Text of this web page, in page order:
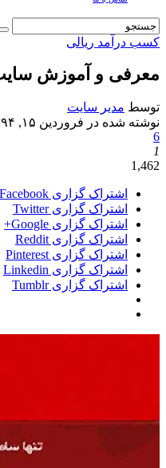
کسب درآمد ریالی
معرفی و آموزش
توسط مدیر سایت
نوشته شده در فروردین ۱۵, ۱۳۹۴
6
1
1,462
اشتراک گزاری Facebook
اشتراک گزاری Twitter
اشتراک گزاری Google+
اشتراک گزاری Reddit
اشتراک گزاری Pinterest
اشتراک گزاری Linkedin
اشتراک گزاری Tumblr